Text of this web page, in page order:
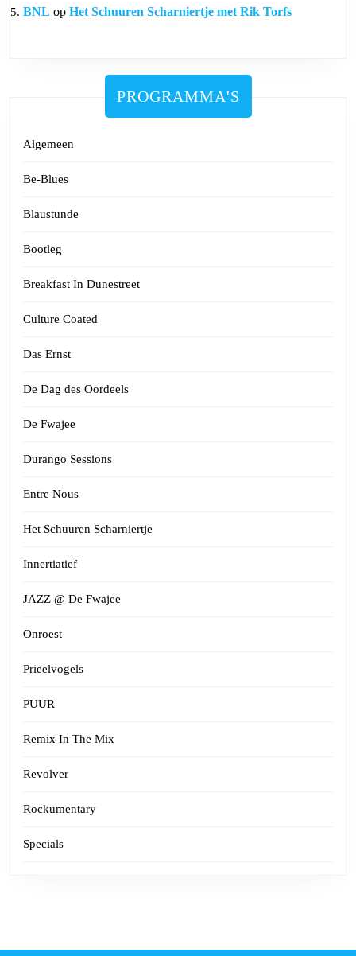
BNL op Het Schuuren Scharniertje met Rik Torfs
PROGRAMMA'S
Algemeen
Be-Blues
Blaustunde
Bootleg
Breakfast In Dunestreet
Culture Coated
Das Ernst
De Dag des Oordeels
De Fwajee
Durango Sessions
Entre Nous
Het Schuuren Scharniertje
Innertiatief
JAZZ @ De Fwajee
Onroest
Prieelvogels
PUUR
Remix In The Mix
Revolver
Rockumentary
Specials